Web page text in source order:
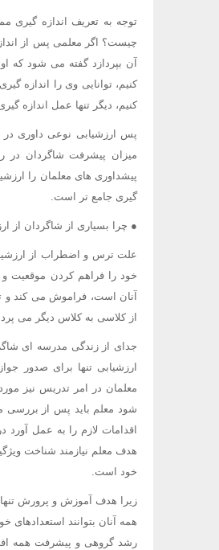
توجه به تعریف اندازه
چیست؟ اگر معلمی پس از
آن بپردازد گفته می شود که
کنیم، توانایی وی را اندازه
کنیم، دیگر تنها عمل اندازه
پس ارزشیابی نوعی داوری
میزان پیشرفت شاگردان در
پیشداوری های معلمان را
گیری جامع تر است.
● چرا بسیاری از شاگردان از
علت ترس و اضطراب از
خود را فراهم کردن موقعیت
آنان است، فراموش می کند و
از کلاسی به کلاس دیگر می
جدای از زندگی مدرسه ای
ارزشیابی تنها برای صدور
معلمان در امر تدریس نیز
شود معلم باید پس از بررسی
اقدامات لازم را به عمل آورد
هدف معلم نیازمند شناخت
خود است.
زیرا هدف آموزش و پرورش
همه آنان بتوانند
رشد گروهی و پیشرفت همه